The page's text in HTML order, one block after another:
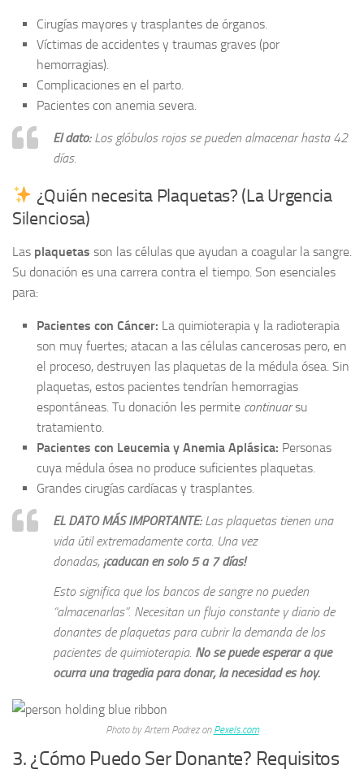
Cirugías mayores y trasplantes de órganos.
Víctimas de accidentes y traumas graves (por
hemorragias).
Complicaciones en el parto.
Pacientes con anemia severa.
El dato:Los glóbulos rojos se pueden almacenar hasta 42
días.
¿Quién necesita Plaquetas? (La Urgencia
Silenciosa)
Las plaquetas son las células que ayudan a coagular la sangre.
Su donación es una carrera contra el tiempo. Son esenciales
para:
Pacientes con Cáncer: La quimioterapia y la radioterapia
son muy fuertes; atacan a las células cancerosas pero, en
el proceso, destruyen las plaquetas de la médula ósea. Sin
plaquetas, estos pacientes tendrían hemorragias
espontáneas. Tu donación les permite continuarsu
tratamiento.
Pacientes con Leucemia y Anemia Aplásica: Personas
cuya médula ósea no produce suficientes plaquetas.
Grandes cirugías cardíacas y trasplantes.
EL DATO MÁS IMPORTANTE:Las plaquetas tienen una
vida útil extremadamente corta. Una vez
donadas, ¡caducan en solo 5 a 7 días!
Esto significa que los bancos de sangre no pueden
“almacenarlas”. Necesitan un flujo constante y diario de
donantes de plaquetas para cubrir la demanda de los
pacientes de quimioterapia. No se puede esperar a que
ocurra una tragedia para donar; la necesidad es hoy.
Photo by Artem Podrez on Pexels.com
3. ¿Cómo Puedo Ser Donante? Requisitos